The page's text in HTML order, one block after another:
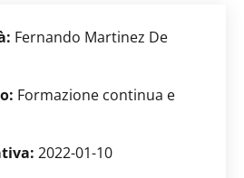
Fernando Martinez De
Formazione continua e
2022-01-10